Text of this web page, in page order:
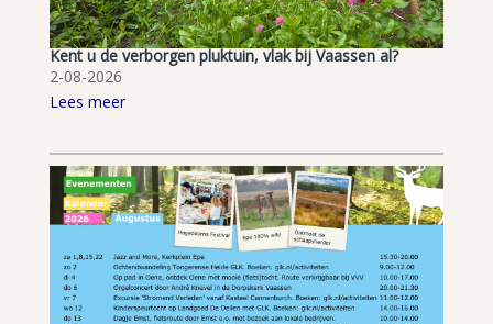
Kent u de verborgen pluktuin, vlak bij Vaassen al?
2-08-2026
Lees meer